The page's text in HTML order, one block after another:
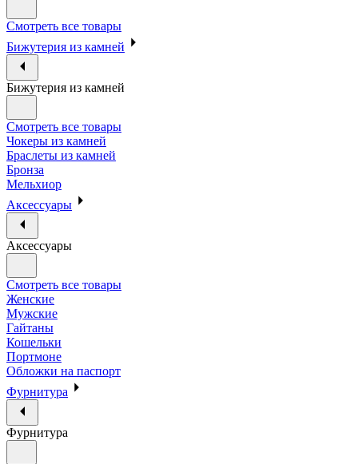
Смотреть все товары
Бижутерия из камней
Бижутерия из камней
Смотреть все товары
Чокеры из камней
Браслеты из камней
Бронза
Мельхиор
Аксессуары
Аксессуары
Смотреть все товары
Женские
Мужские
Гайтаны
Кошельки
Портмоне
Обложки на паспорт
Фурнитура
Фурнитура